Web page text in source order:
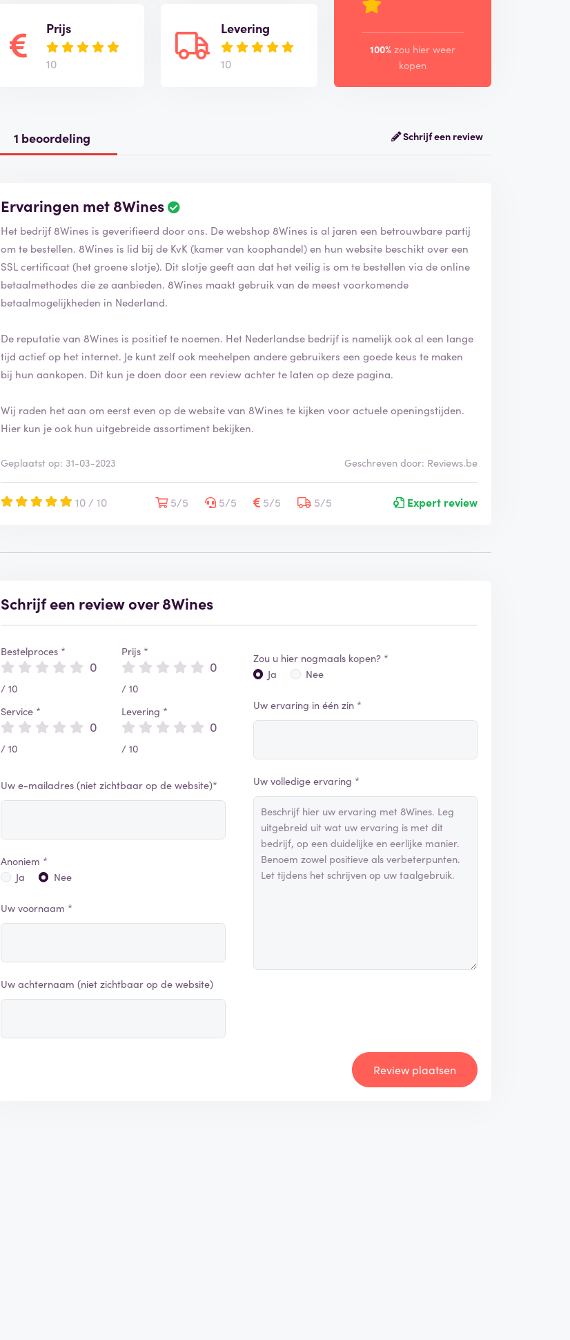
Prijs
10
Levering
10
100% zou hier weer
kopen
1 beoordeling Schrijf een review
Ervaringen met 8Wines
B
o
o
d
e
n
g
i
s
e
v
e
f
e
d
Het bedrijf 8Wines is geverifieerd door ons. De webshop 8Wines is al jaren een betrouwbare partij
om te bestellen. 8Wines is lid bij de KvK (kamer van koophandel) en hun website beschikt over een
SSL certificaat (het groene slotje). Dit slotje geeft aan dat het veilig is om te bestellen via de online
betaalmethodes die ze aanbieden. 8Wines maakt gebruik van de meest voorkomende
betaalmogelijkheden in Nederland.
De reputatie van 8Wines is positief te noemen. Het Nederlandse bedrijf is namelijk ook al een lange
tijd actief op het internet. Je kunt zelf ook meehelpen andere gebruikers een goede keus te maken
bij hun aankopen. Dit kun je doen door een review achter te laten op deze pagina.
Wij raden het aan om eerst even op de website van 8Wines te kijken voor actuele openingstijden.
Hier kun je ook hun uitgebreide assortiment bekijken.
Geplaatst op: 31-03-2023 Geschreven door: Reviews.be
10 / 10 5/5 5/5 5/5 5/5 Expert review
Schrijf een review over 8Wines
Bestelproces *
0
/ 10
Service *
0
/ 10
Prijs *
0
/ 10
Levering *
0
/ 10
Uw e-mailadres (niet zichtbaar op de website)*
Anoniem *
Ja
Nee
Uw voornaam *
Uw achternaam (niet zichtbaar op de website)
Zou u hier nogmaals kopen? *
Ja
Nee
Uw ervaring in één zin *
Uw volledige ervaring *
Review plaatsen